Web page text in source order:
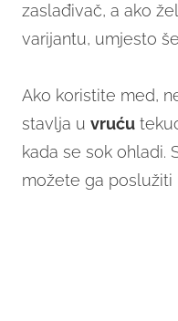
zaslađivač, a ako
varijantu, umjesto
Ako koristite med,
stavlja u vruću
kada se sok ohladi.
možete ga poslužiti